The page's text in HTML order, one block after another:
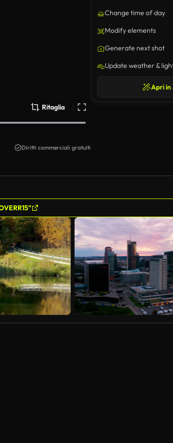
Ritaglia
Diritti commerciali gratuiti
Change time of day
Modify elements
Generate next shot
Update weather &
Apri in